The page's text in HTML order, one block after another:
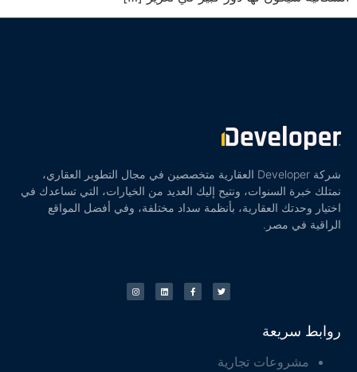
شركة Developer العقارية متخصصين في مجال التطوير العقاري،
نمتلك خبرة السنوات، ونتيح إليك العديد من الخيارات، التي تساعدك في
اختيار وحدتك العقارية، بأنظمة سداد مختلفة، وفي أفضل المواقع
الراقية في مصر.
روابط سريعة
مشروعات تجارية